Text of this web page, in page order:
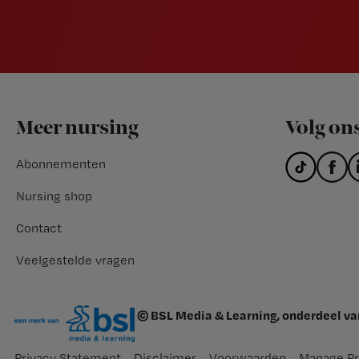
Footer
Meer nursing
Abonnementen
Nursing shop
Contact
Veelgestelde vragen
Volg
© BSL Media & Learning, onderdeel